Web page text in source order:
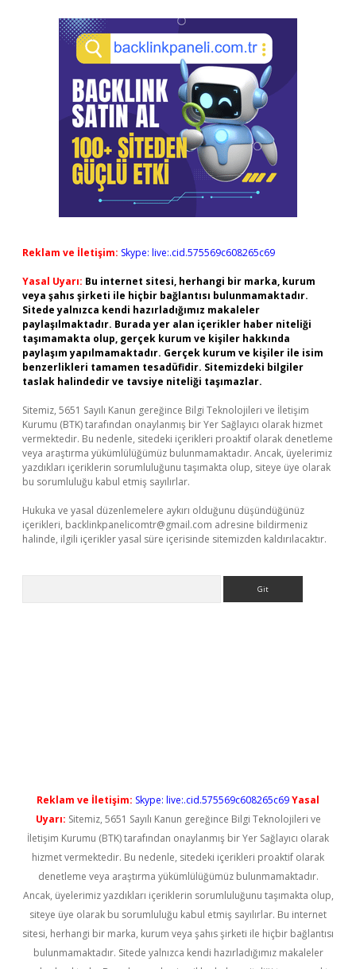
Reklam ve İletişim: Skype: live:.cid.575569c608265c69
Yasal Uyarı: Bu internet sitesi, herhangi bir marka, kurum
veya şahıs şirketi ile hiçbir bağlantısı bulunmamaktadır.
Sitede yalnızca kendi hazırladığımız makaleler
paylaşılmaktadır. Burada yer alan içerikler haber niteliği
taşımamakta olup, gerçek kurum ve kişiler hakkında
paylaşım yapılmamaktadır. Gerçek kurum ve kişiler ile isim
benzerlikleri tamamen tesadüfidir. Sitemizdeki bilgiler
taslak halindedir ve tavsiye niteliği taşımazlar.
Sitemiz, 5651 Sayılı Kanun gereğince Bilgi Teknolojileri ve İletişim
Kurumu (BTK) tarafından onaylanmış bir Yer Sağlayıcı olarak hizmet
vermektedir. Bu nedenle, sitedeki içerikleri proaktif olarak denetleme
veya araştırma yükümlülüğümüz bulunmamaktadır. Ancak, üyelerimiz
yazdıkları içeriklerin sorumluluğunu taşımakta olup, siteye üye olarak
bu sorumluluğu kabul etmiş sayılırlar.
Hukuka ve yasal düzenlemelere aykırı olduğunu düşündüğünüz
içerikleri, backlinkpanelicomtr@gmail.com adresine bildirmeniz
halinde, ilgili içerikler yasal süre içerisinde sitemizden kaldırılacaktır.
Reklam ve İletişim: Skype: live:.cid.575569c608265c69Yasal
Uyarı: Sitemiz, 5651 Sayılı Kanun gereğince Bilgi Teknolojileri ve
İletişim Kurumu (BTK) tarafından onaylanmış bir Yer Sağlayıcı olarak
hizmet vermektedir. Bu nedenle, sitedeki içerikleri proaktif olarak
denetleme veya araştırma yükümlülüğümüz bulunmamaktadır.
Ancak, üyelerimiz yazdıkları içeriklerin sorumluluğunu taşımakta olup,
siteye üye olarak bu sorumluluğu kabul etmiş sayılırlar. Bu internet
sitesi, herhangi bir marka, kurum veya şahıs şirketi ile hiçbir bağlantısı
bulunmamaktadır. Sitede yalnızca kendi hazırladığımız makaleler